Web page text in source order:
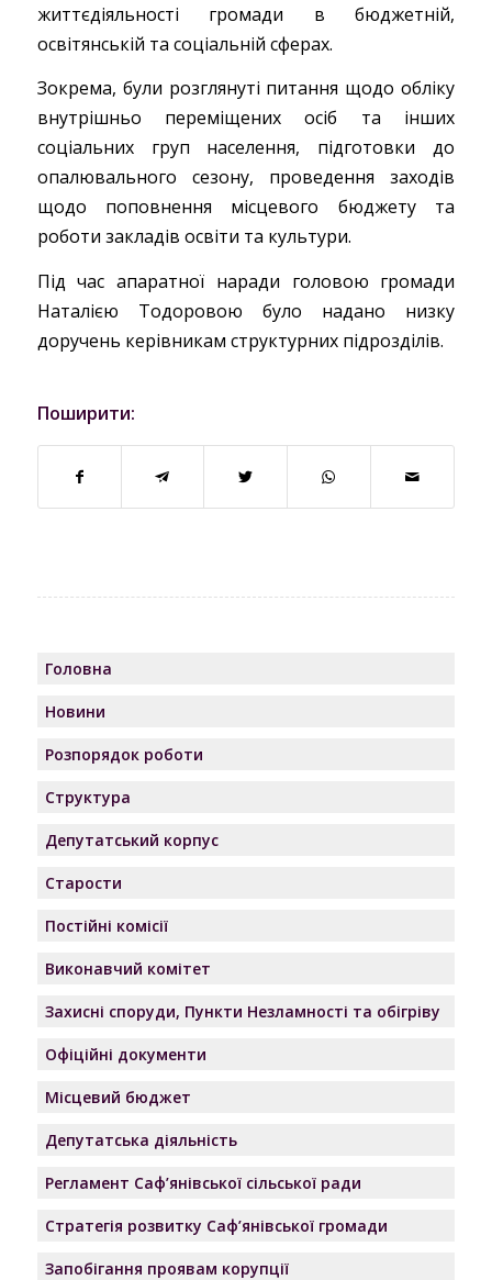
життєдіяльності громади в бюджетній,
освітянській та соціальній сферах.
Зокрема, були розглянуті питання щодо обліку
внутрішньо переміщених осіб та інших
соціальних груп населення, підготовки до
опалювального сезону, проведення заходів
щодо поповнення місцевого бюджету та
роботи закладів освіти та культури.
Під час апаратної наради головою громади
Наталією Тодоровою було надано низку
доручень керівникам структурних підрозділів.
Поширити:
Головна
Новини
Розпорядок роботи
Структура
Депутатський корпус
Старости
Постійні комісії
Виконавчий комітет
Захисні споруди, Пункти Незламності та обігріву
Офіційні документи
Місцевий бюджет
Депутатська діяльність
Регламент Саф’янівської сільської ради
Стратегія розвитку Саф’янівської громади
Запобігання проявам корупції